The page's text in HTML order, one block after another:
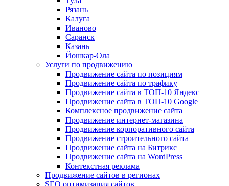
Рязань
Калуга
Иваново
Саранск
Казань
Йошкар-Ола
Услуги по продвижению
Продвижение сайта по позициям
Продвижение сайта по трафику
Продвижение сайта в ТОП-10 Яндекс
Продвижение сайта в ТОП-10 Google
Комплексное продвижение сайта
Продвижение интернет-магазина
Продвижение корпоративного сайта
Продвижение строительного сайта
Продвижение сайта на Битрикс
Продвижение сайта на WordPress
Контекстная реклама
Продвижение сайтов в регионах
SEO оптимизация сайтов